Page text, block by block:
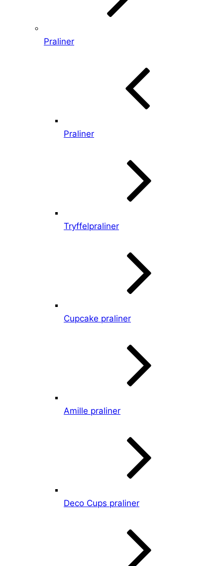
Praliner
Praliner
Tryffelpraliner
Cupcake praliner
Amille praliner
Deco Cups praliner